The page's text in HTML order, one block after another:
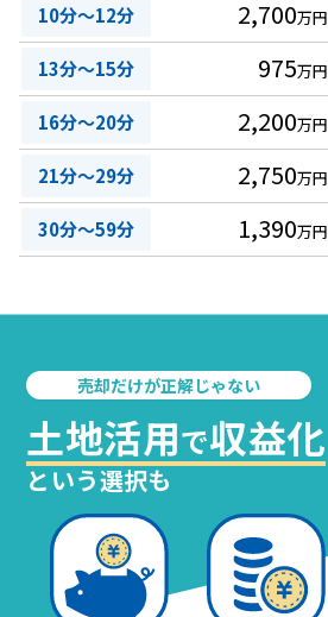
10分～12分 2,700万円
13分～15分 975万円
16分～20分 2,200万円
21分～29分 2,750万円
30分～59分 1,390万円
売却だけが正解じゃない
土地活用で収益化
という選択も